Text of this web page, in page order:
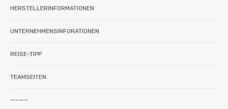
HERSTELLERINFORMATIONEN
UNTERNEHMENSINFORATIONEN
REISE-TIPP
TEAMSEITEN
————